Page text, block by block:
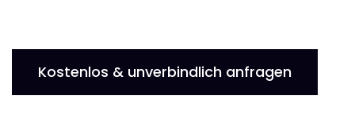
Kostenlos & unverbindlich anfragen